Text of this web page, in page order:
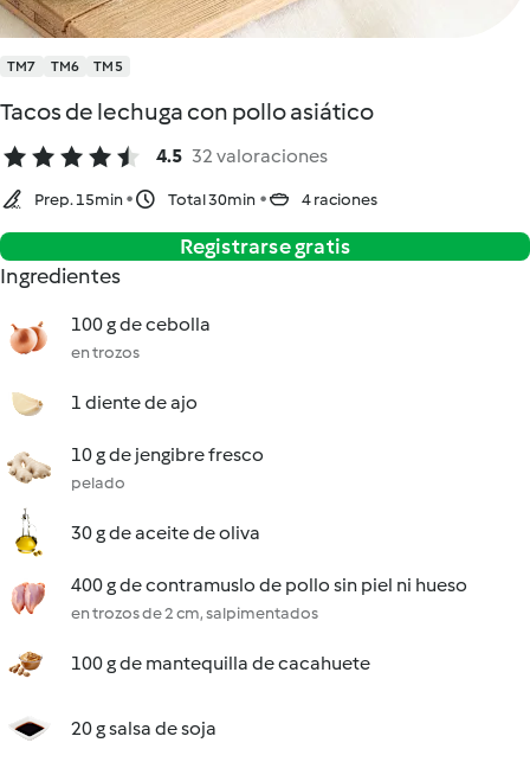
TM7 TM6 TM5
Tacos de lechuga con pollo asiático
4.5 32 valoraciones
Prep. 15min Total 30min 4 raciones
Registrarse gratis
Ingredientes
100 g de cebolla
en trozos
1 diente de ajo
10 g de jengibre fresco
pelado
30 g de aceite de oliva
400 g de contramuslo de pollo sin piel ni hueso
en trozos de 2 cm, salpimentados
100 g de mantequilla de cacahuete
20 g salsa de soja